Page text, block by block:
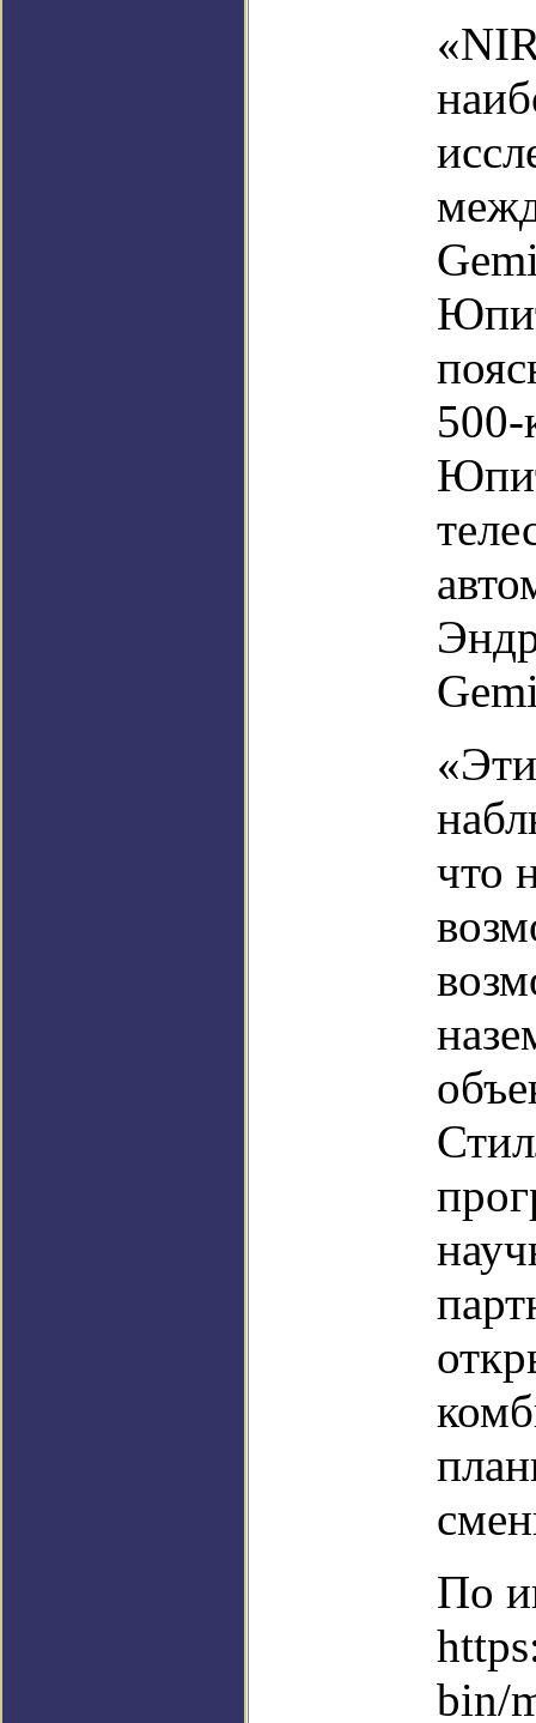
500-
что
По
bin/